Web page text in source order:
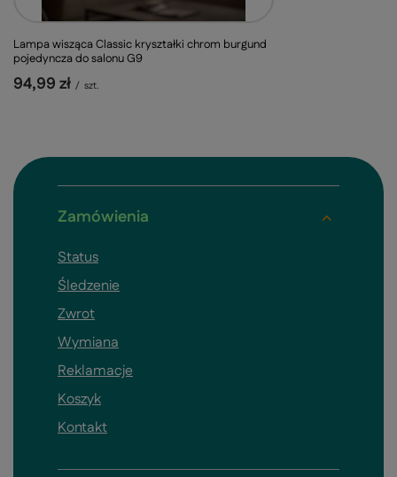
Lampa wisząca Classic kryształki chrom burgund
pojedyncza do salonu G9
94,99 zł / szt.
Zamówienia
Status
Śledzenie
Zwrot
Wymiana
Reklamacje
Koszyk
Kontakt